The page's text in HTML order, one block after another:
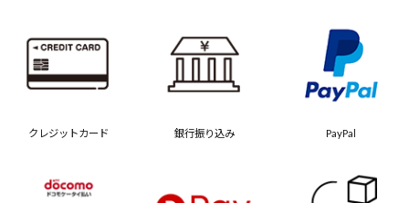
クレジットカード 銀行振り込み PayPal